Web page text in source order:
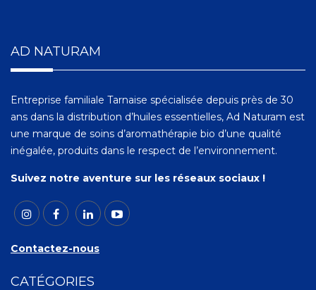
AD NATURAM
Entreprise familiale Tarnaise spécialisée depuis près de 30
ans dans la distribution d’huiles essentielles, Ad Naturam est
une marque de soins d’aromathérapie bio d’une qualité
inégalée, produits dans le respect de l’environnement.
Suivez notre aventure sur les réseaux sociaux !
Contactez-nous
CATÉGORIES